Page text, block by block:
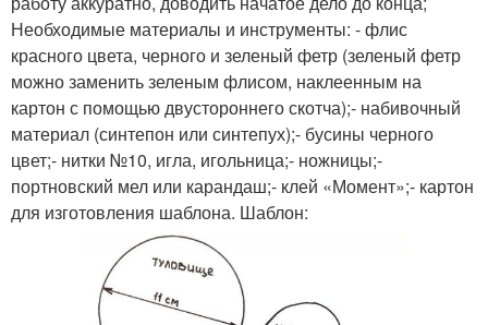
Необходимые материалы и инструменты: - флис
красного цвета, черного и зеленый фетр (зеленый фетр
можно заменить зеленым флисом, наклеенным на
картон с помощью двустороннего скотча);- набивочный
материал (синтепон или синтепух);- бусины черного
цвет;- нитки №10, игла, игольница;- ножницы;-
портновский мел или карандаш;- клей «Момент»;- картон
для изготовления шаблона. Шаблон: